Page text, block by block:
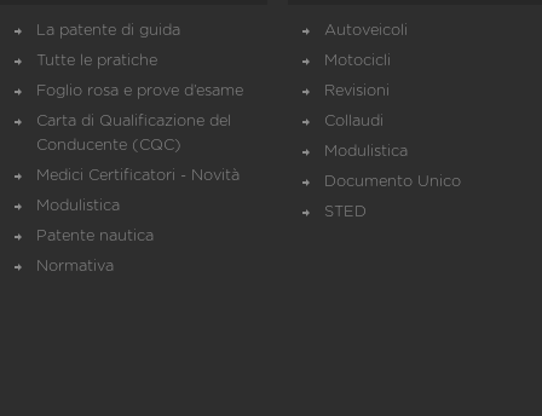
La patente di guida
Tutte le pratiche
Foglio rosa e prove d’esame
Carta di Qualificazione del
Conducente (CQC)
Medici Certificatori - Novità
Modulistica
Patente nautica
Normativa
Autoveicoli
Motocicli
Revisioni
Collaudi
Modulistica
Documento Unico
STED